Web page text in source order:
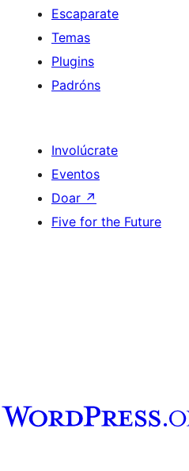
Escaparate
Temas
Plugins
Padróns
Involúcrate
Eventos
Doar ↗
Five for the Future